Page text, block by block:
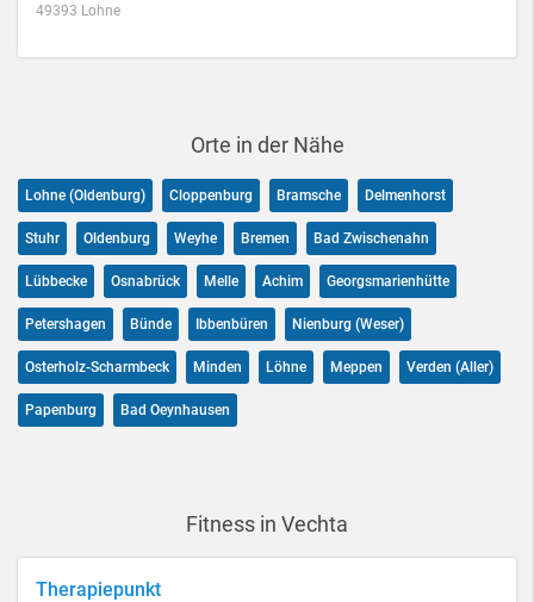
49393 Lohne
Orte in der Nähe
Lohne (Oldenburg) Cloppenburg Bramsche Delmenhorst
Stuhr Oldenburg Weyhe Bremen Bad Zwischenahn
Lübbecke Osnabrück Melle Achim Georgsmarienhütte
Petershagen Bünde Ibbenbüren Nienburg (Weser)
Osterholz-Scharmbeck Minden Löhne Meppen Verden (Aller)
Papenburg Bad Oeynhausen
Fitness in Vechta
Therapiepunkt